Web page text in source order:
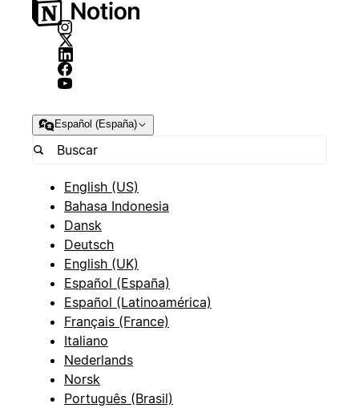
Español (España)
English (US)
Bahasa Indonesia
Dansk
Deutsch
English (UK)
Español (España)
Español (Latinoamérica)
Français (France)
Italiano
Nederlands
Norsk
Português (Brasil)